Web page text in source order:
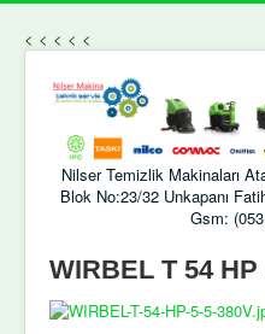
< < < < <
Nilser Temizlik Makinaları
Blok No:23/32 Unkapanı
Gsm:
WIRBEL T 54 HP